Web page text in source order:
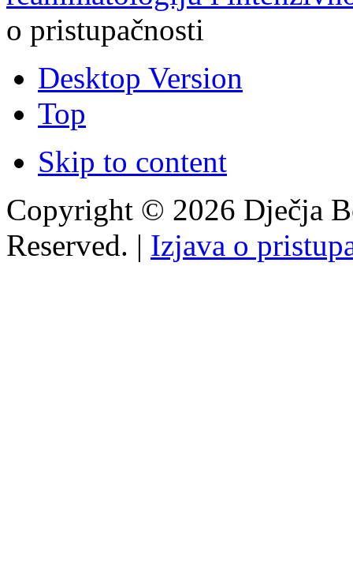
o pristupačnosti
Desktop Version
Top
Skip to content
Copyright © 2026 Dječja
Reserved. | Izjava o